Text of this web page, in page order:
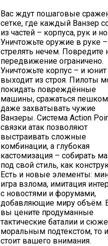
Вас ждут пошаговые
сетке, где каждый Ванзер
из частей – корпуса, рук и
Уничтожьте оружие в руке –
стрелять нечем. Повредите
передвижение ограничено.
Уничтожьте корпус – и юнит
выходит из строя. Пилоты
покидать повреждённые
машины, сражаться
даже захватывать чужие
Ванзеры. Система Action
связки атак позволяют
выстраивать сложные
комбинации, а глубокая
кастомизация – собирать
под свой стиль, как
Есть и новые элементы:
игра взлома, имитация
с новостями и форумами,
добавляющие миру объём.
вы цените продуманные
тактические баталии и
моральным подтекстом, то
стоит вашего внимания.